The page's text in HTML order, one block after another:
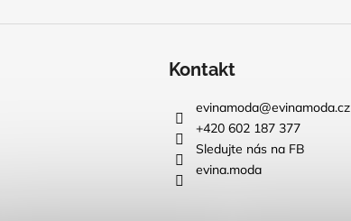
Kontakt
evinamoda@evinamoda.cz
+420 602 187 377
Sledujte nás na FB
evina.moda